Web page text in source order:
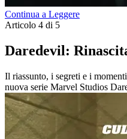
Continua a Leggere
Articolo 4 di 5
Daredevil:
Il riassunto, i segreti e i
nuova serie Marvel Studios